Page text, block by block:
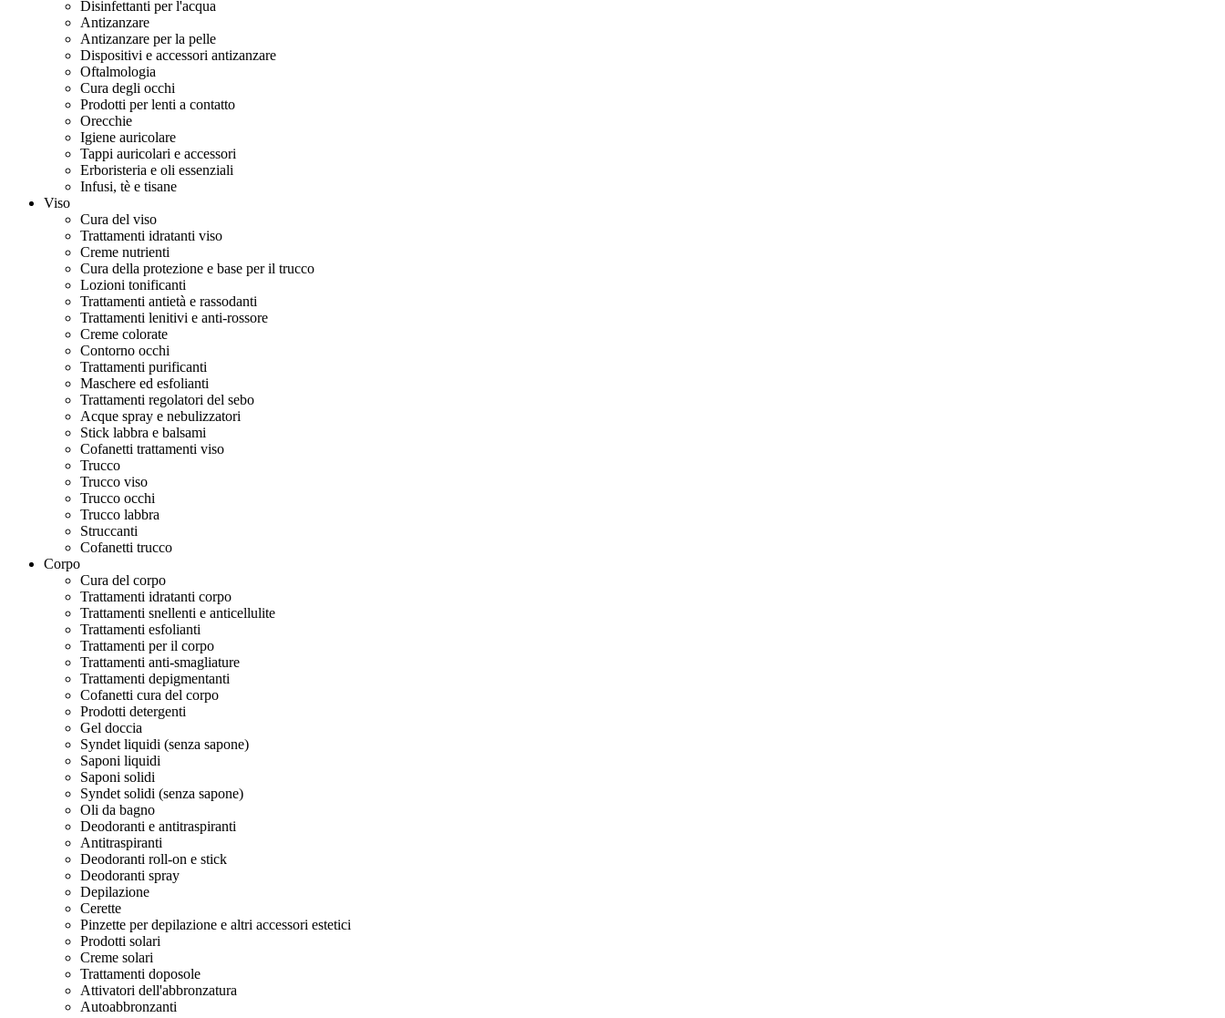
Disinfettanti per l'acqua
Antizanzare
Antizanzare per la pelle
Dispositivi e accessori antizanzare
Oftalmologia
Cura degli occhi
Prodotti per lenti a contatto
Orecchie
Igiene auricolare
Tappi auricolari e accessori
Erboristeria e oli essenziali
Infusi, tè e tisane
Viso
Cura del viso
Trattamenti idratanti viso
Creme nutrienti
Cura della protezione e base per il trucco
Lozioni tonificanti
Trattamenti antietà e rassodanti
Trattamenti lenitivi e anti-rossore
Creme colorate
Contorno occhi
Trattamenti purificanti
Maschere ed esfolianti
Trattamenti regolatori del sebo
Acque spray e nebulizzatori
Stick labbra e balsami
Cofanetti trattamenti viso
Trucco
Trucco viso
Trucco occhi
Trucco labbra
Struccanti
Cofanetti trucco
Corpo
Cura del corpo
Trattamenti idratanti corpo
Trattamenti snellenti e anticellulite
Trattamenti esfolianti
Trattamenti per il corpo
Trattamenti anti-smagliature
Trattamenti depigmentanti
Cofanetti cura del corpo
Prodotti detergenti
Gel doccia
Syndet liquidi (senza sapone)
Saponi liquidi
Saponi solidi
Syndet solidi (senza sapone)
Oli da bagno
Deodoranti e antitraspiranti
Antitraspiranti
Deodoranti roll-on e stick
Deodoranti spray
Depilazione
Cerette
Pinzette per depilazione e altri accessori estetici
Prodotti solari
Creme solari
Trattamenti doposole
Attivatori dell'abbronzatura
Autoabbronzanti